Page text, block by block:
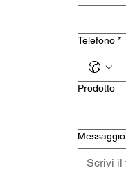
Telefono *
Prodotto
Messaggio